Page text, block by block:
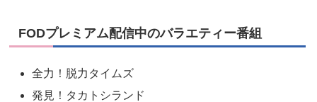
FODプレミアム配信中のバラエティー番組
全力！脱力タイムズ
発見！タカトシランド